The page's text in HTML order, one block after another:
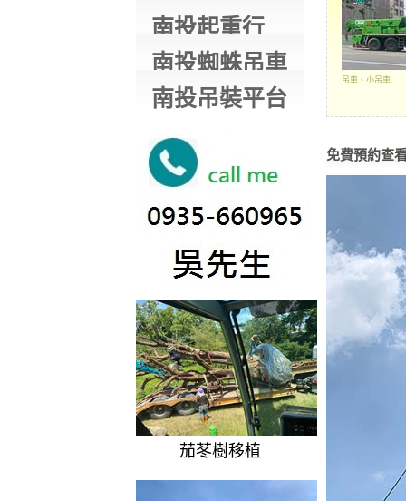
南投起重行
南投蜘蛛吊車
南投吊裝平台
茄苳樹移植
吊車、小吊車
免費預約查